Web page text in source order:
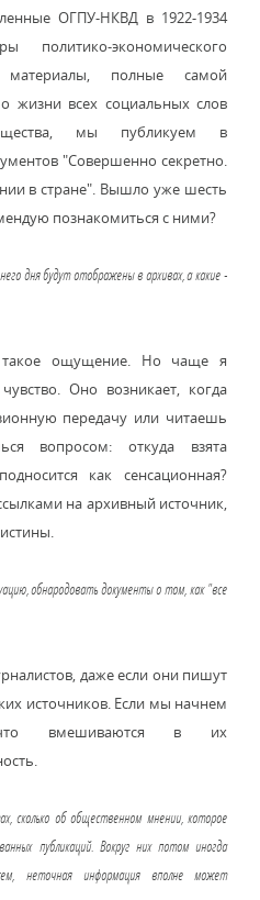
ОГПУ-НКВД в 1922-1934
политико-экономического
полные самой
жизни всех социальных слов
мы публикуем в
"Совершенно секретно.
в стране". Вышло уже шесть
познакомиться с ними?
дня будут отображены в архивах, а какие -
ощущение. Но чаще я
Оно возникает, когда
передачу или читаешь
вопросом: откуда взята
как сенсационная?
на архивный источник,
обнародовать документы о том, как "все
даже если они пишут
источников. Если мы начнем
что вмешиваются в их
сколько об общественном мнении, которое
публикаций. Вокруг них потом иногда
неточная информация вполне может